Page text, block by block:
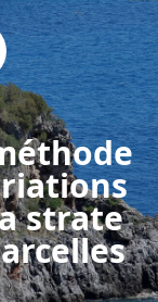
strate